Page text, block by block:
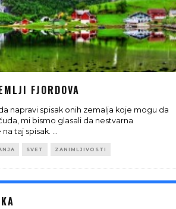
FJORDOVA
napravi spisak onih zemalja koje mogu da
mi bismo glasali da nestvarna
taj spisak.
SVET ZANIMLJIVOSTI